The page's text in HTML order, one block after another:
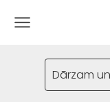
Dārzam